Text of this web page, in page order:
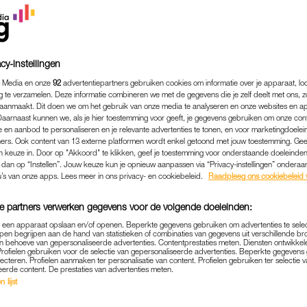
OVER HET FATBIKE-
MOGEN
FATBIKEBEZITTERS
ALLES KIDS|COLUMN
09-10-2024 | JAMIE LI
– laten we eerlijk zijn – een tikkeltje overdreven
wat doe je als je kind er ook één wil?
instellingen
en onze 92 advertentiepartners gebruiken cookies om informatie over je apparaat,
te verzamelen. Deze informatie combineren we met de gegevens die je zelf deelt met ons,
Dit doen we om het gebruik van onze media te analyseren en onze websites en
kunnen we, als je hier toestemming voor geeft, je gegevens gebruiken om onze
en aanbod te personaliseren en je relevante advertenties te tonen, en voor
Ook content van 13 externe platformen wordt enkel getoond met jouw toestemming.
keuze in. Door op "Akkoord" te klikken, geef je toestemming voor onderstaande
op “Instellen”. Jouw keuze kun je opnieuw aanpassen via “Privacy-instellingen”
van onze apps. Lees meer in ons privacy- en cookiebeleid.
Raadpleeg ons cookiebeleid
partners verwerken gegevens voor de volgende doeleinden:
apparaat opslaan en/of openen. Beperkte gegevens gebruiken om advertenties te
begrijpen aan de hand van statistieken of combinaties van gegevens uit verschillende
behoeve van gepersonaliseerde advertenties. Contentprestaties meten. Diensten
gebruiken voor de selectie van gepersonaliseerde advertenties. Beperkte
Profielen aanmaken ter personalisatie van content. Profielen gebruiken ter selectie
content. De prestaties van advertenties meten.
lijst